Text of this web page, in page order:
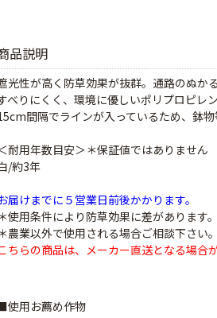
品説明
光性が高く防草効果が抜群。通路のぬか
べりにくく、環境に優しいポリプロピレン
間隔でラインが入っているため、鉢
耐用年数目安＞＊保証値ではありません
/約3年
届けまでに５営業日前後かかります。
使用条件により防草効果に差があります。
農業以外で使用される場合ご相談下さい。
ちらの商品は、メーカー直送となる場合
使用お薦め作物